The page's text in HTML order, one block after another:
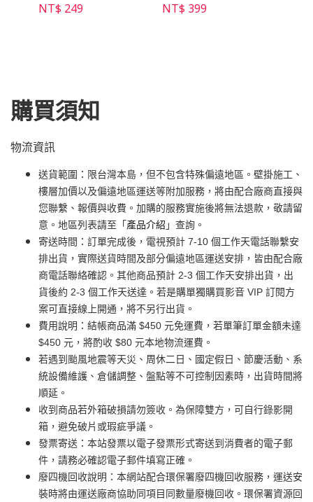
NT$ 249
NT$ 399
購買須知
物流資訊
送貨範圍：限台灣本島，但不包含特殊偏遠地區。壁掛施工、
樓層加價以及偏遠地區運送等附加服務，將由配合廠商直接與
您聯繫、報價與收費。加購的服務實施後將無法退款，敬請留
意。地區列表請至「 產品介紹 」查詢。
寄送時間：訂單完成後，電視預計 7-10 個工作天電話聯繫安
排出貨，實際送貨時間及部分偏遠地區運送安排，皆由配合廠
商電話聯絡確認。其他商品預計 2-3 個工作天安排出貨，出
貨後約 2-3 個工作天送達。若是購單獨購買影音 VIP 訂閱方
案可直接線上開通，將不另行出貨。
費用說明：結帳商品滿 $450 元免運費，若單筆訂單金額未達
$450 元，將酌收 $80 元本地物流運費。
若遇到颱風地震等天災、周休二日、國定假日、節慶活動、系
統設備維護、倉儲調整、盤點等不可控制因素時，出貨時間將
順延。
收到商品若外箱破損請勿簽收。為保障雙方，可自行錄影開
箱，避免破片或瑕疵爭議。
發票寄送：本站發票以電子發票形式寄送到消費者的電子郵
件，請務必確認電子郵件填寫正確。
廢四機回收說明：本網站配合環保署廢四機回收服務，運送安
裝時將由運送廠商協助同項目同數量廢機回收。環保署資源回